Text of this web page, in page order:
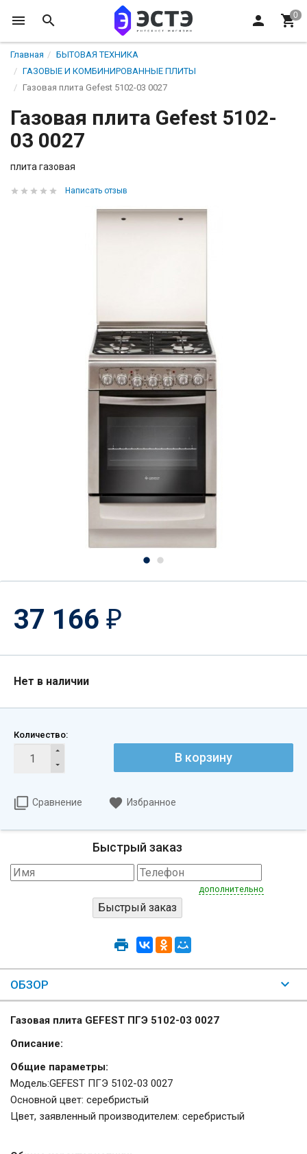
Главная
БЫТОВАЯ ТЕХНИКА
ГАЗОВЫЕ И КОМБИНИРОВАННЫЕ ПЛИТЫ
Газовая плита Gefest 5102-03 0027
Газовая плита Gefest 5102-
03 0027
плита газовая
Написать отзыв
37 166 ₽
Нет в наличии
Количество:
В корзину
Сравнение Избранное
Быстрый заказ
дополнительно
ОБЗОР
Газовая плита GEFEST ПГЭ 5102-03 0027
Описание:
Общие параметры:
Модель:GEFEST ПГЭ 5102-03 0027
Основной цвет: серебристый
Цвет, заявленный производителем: серебристый